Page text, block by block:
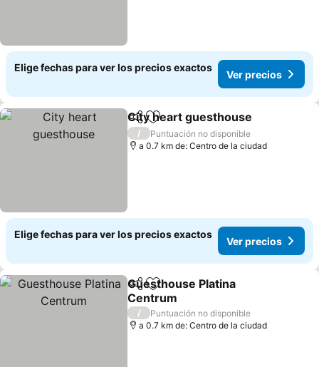
Elige fechas para ver los precios exactos
Ver precios
CompartirAgregar a favoritos
City heart guesthouse
/
Puntuación no disponible
a 0.7 km de: Centro de la ciudad
Elige fechas para ver los precios exactos
Ver precios
CompartirAgregar a favoritos
Guesthouse Platina
Centrum
Ver precios
/
Puntuación no disponible
a 0.7 km de: Centro de la ciudad